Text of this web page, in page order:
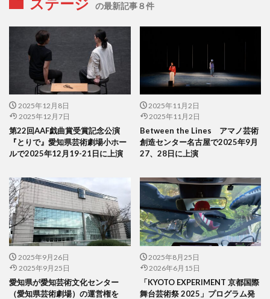
ステージ の最新記事８件
2025年12月8日
2025年12月7日
第22回AAF戯曲賞受賞記念公演
『とりで』愛知県芸術劇場小ホー
ルで2025年12月19-21日に上演
2025年11月2日
2025年11月2日
Between the Lines アマノ芸術
創造センター名古屋で2025年9月
27、28日に上演
2025年9月26日
2025年9月25日
愛知県が愛知芸術文化センター
（愛知県芸術劇場）の運営権を
2025年8月25日
2026年6月15日
「KYOTO EXPERIMENT 京都国際
舞台芸術祭 2025」プログラム発